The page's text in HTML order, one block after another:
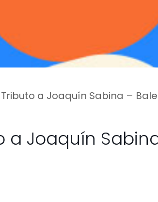
a Joaquín Sabina –
a Joaquín